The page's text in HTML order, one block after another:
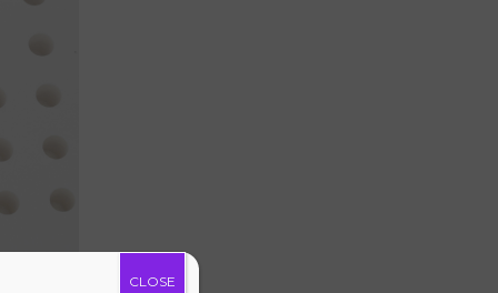
CLOSE